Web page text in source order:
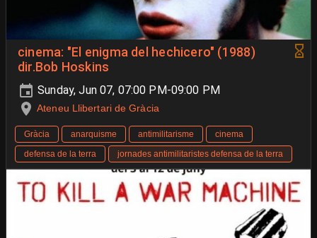
cinema: "El enigma del hechicero" (1988)
dir.Bob Hoskins
Sunday, Jun 07, 07:00 PM-09:00 PM
Ateneu Llibertari de Gràcia
Gràcia anarquisme antimilitarisme
cinema
defensa de la terra
jornades antimilitaristes defensa de la terra